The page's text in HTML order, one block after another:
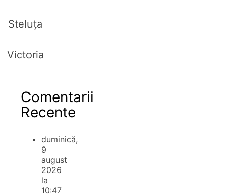
Steluța
Victoria
Comentarii
Recente
duminică,
9
august
2026
la
10:47